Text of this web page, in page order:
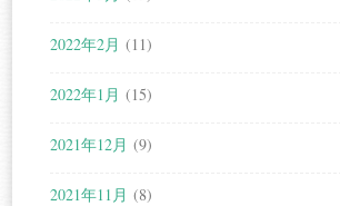
2022年2月 (11)
2022年1月 (15)
2021年12月 (9)
2021年11月 (8)